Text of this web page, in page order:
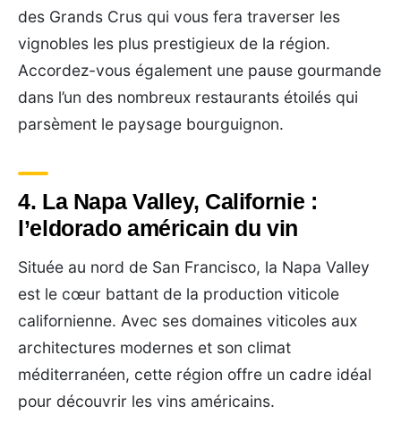
des Grands Crus qui vous fera traverser les
vignobles les plus prestigieux de la région.
Accordez-vous également une pause gourmande
dans l’un des nombreux restaurants étoilés qui
parsèment le paysage bourguignon.
4. La Napa Valley, Californie :
l’eldorado américain du vin
Située au nord de San Francisco, la Napa Valley
est le cœur battant de la production viticole
californienne. Avec ses domaines viticoles aux
architectures modernes et son climat
méditerranéen, cette région offre un cadre idéal
pour découvrir les vins américains.